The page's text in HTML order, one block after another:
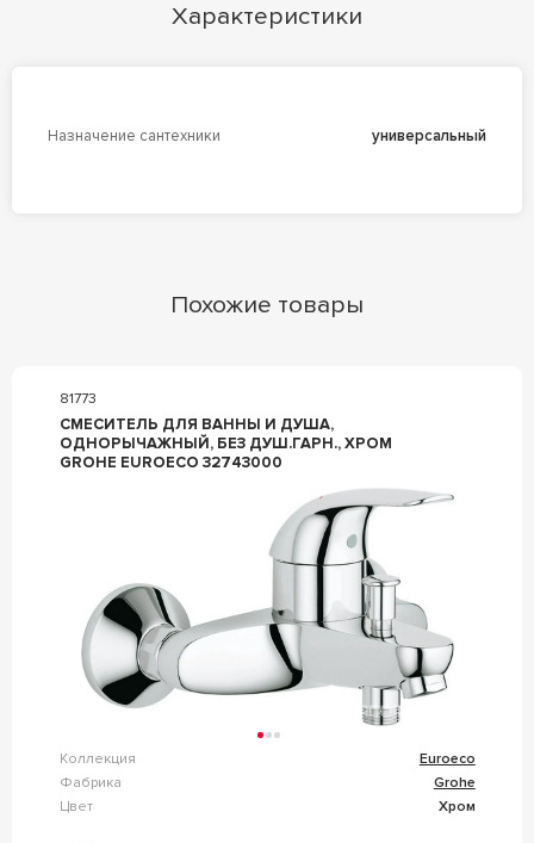
Характеристики
Назначение сантехники универсальный
Похожие товары
81773
СМЕСИТЕЛЬ ДЛЯ ВАННЫ И ДУША,
ОДНОРЫЧАЖНЫЙ, БЕЗ ДУШ.ГАРН., ХРОМ
GROHE EUROECO 32743000
Коллекция
Euroeco
Фабрика
Grohe
Цвет
Хром